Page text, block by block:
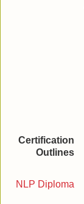
Certification
Outlines
NLP Diploma